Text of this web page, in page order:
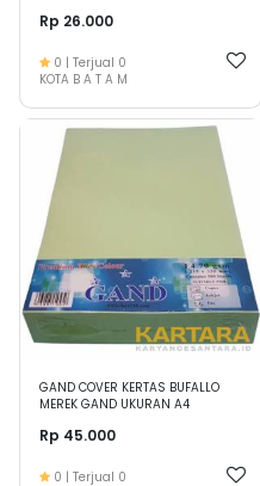
Rp 26.000
0 | Terjual 0
KOTA B A T A M
GAND COVER KERTAS BUFALLO
MEREK GAND UKURAN A4
Rp 45.000
0 | Terjual 0